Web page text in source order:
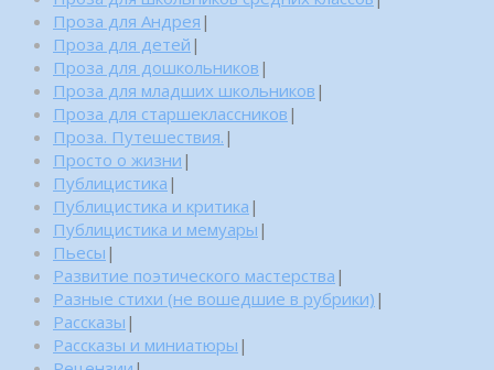
Проза для Андрея |
Проза для детей |
Проза для дошкольников |
Проза для младших школьников |
Проза для старшеклассников |
Проза. Путешествия. |
Просто о жизни |
Публицистика |
Публицистика и критика |
Публицистика и мемуары |
Пьесы |
Развитие поэтического мастерства |
Разные стихи (не вошедшие в рубрики) |
Рассказы |
Рассказы и миниатюры |